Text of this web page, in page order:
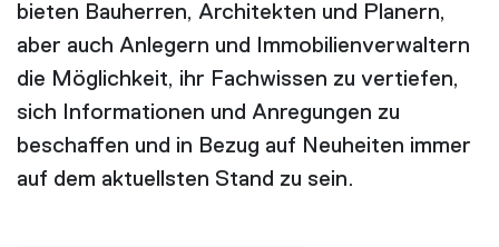
bieten Bauherren, Architekten und Planern,
aber auch Anlegern und Immobilienverwaltern
die Möglichkeit, ihr Fachwissen zu vertiefen,
sich Informationen und Anregungen zu
beschaffen und in Bezug auf Neuheiten immer
auf dem aktuellsten Stand zu sein.